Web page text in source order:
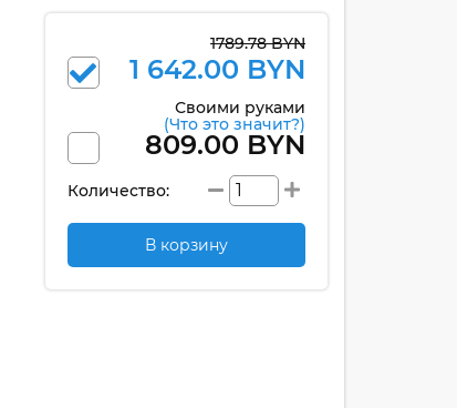
1789.78 BYN
1 642.00 BYN
Своими руками
(Что это значит?)
809.00 BYN
Количество:
В корзину